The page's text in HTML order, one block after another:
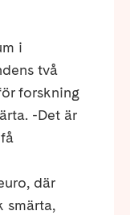
i
två
forskning
-Det är
där
smärta,